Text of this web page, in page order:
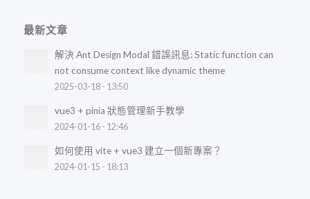
最新文章
解決 Ant Design Modal 錯誤訊息: Static function can
not consume context like dynamic theme
2025-03-18 - 13:50
vue3 + pinia 狀態管理新手教學
2024-01-16 - 12:46
如何使用 vite + vue3 建立一個新專案？
2024-01-15 - 18:13